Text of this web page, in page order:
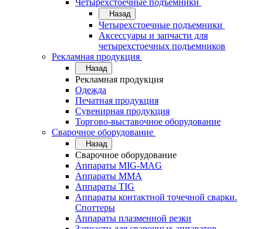
Четырехстоечные подъемники
Назад
Четырехстоечные подъемники
Аксессуары и запчасти для
четырехстоечных подъемников
Рекламная продукция
Назад
Рекламная продукция
Одежда
Печатная продукция
Сувенирная продукция
Торгово-выставочное оборудование
Сварочное оборудование
Назад
Сварочное оборудование
Аппараты MIG-MAG
Аппараты MMA
Аппараты TIG
Аппараты контактной точечной сварки.
Споттеры
Аппараты плазменной резки